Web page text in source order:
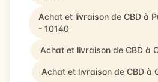
Achat et livraison de CBD à
- 10140
Achat et livraison de CBD à
Achat et livraison de CBD à